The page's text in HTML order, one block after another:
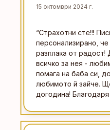
15 октомври 2024 г.
“Страхотни сте!!!
персонализирано,
разплака от
всичко за нея -
помага на баба си,
любимото й зайче.
догодина! Благодаря